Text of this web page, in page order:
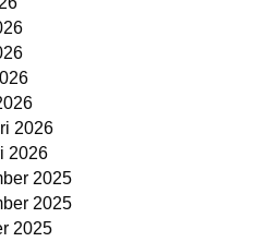
2026
2026
2025
2025
2025